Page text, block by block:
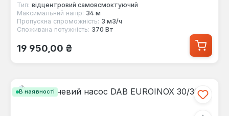
Тип: відцентровий самовсмоктуючий
Максимальний напір: 34 м
Пропускна спроможність: 3 м3/ч
Споживана потужність: 370 Вт
Звичайна ціна:
19 950,00 ₴
В наявності